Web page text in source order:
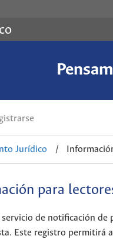
Jurídico /
para
de notificación
Este registro